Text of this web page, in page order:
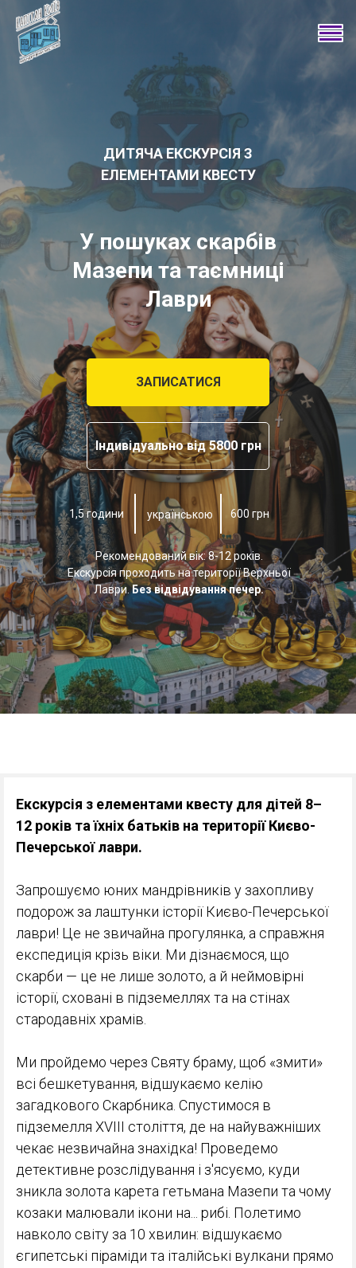
ДИТЯЧА ЕКСКУРСІЯ З
ЕЛЕМЕНТАМИ КВЕСТУ
У пошуках скарбів
Мазепи та таємниці
Лаври
ЗАПИСАТИСЯ
Індивідуально від 5800 грн
українською
1,5 години 600 грн
Рекомендований вік: 8-12 років.
Екскурсія проходить на території Верхньої
Лаври.Без відвідування печер.
Екскурсія з елементами квесту для дітей 8–
12 років та їхніх батьків на території Києво-
Печерської лаври.
Запрошуємо юних мандрівників у захопливу
подорож за лаштунки історії Києво-Печерської
лаври! Це не звичайна прогулянка, а справжня
експедиція крізь віки. Ми дізнаємося, що
скарби — це не лише золото, а й неймовірні
історії, сховані в підземеллях та на стінах
стародавніх храмів.
Ми пройдемо через Святу браму, щоб «змити»
всі бешкетування, відшукаємо келію
загадкового Скарбника. Спустимося в
підземелля XVIII століття, де на найуважніших
чекає незвичайна знахідка! Проведемо
детективне розслідування і з'ясуємо, куди
зникла золота карета гетьмана Мазепи та чому
козаки малювали ікони на... рибі. Полетимо
навколо світу за 10 хвилин: відшукаємо
єгипетські піраміди та італійські вулкани прямо